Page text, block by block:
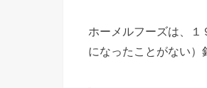
ホーメルフーズは、
になったことがない）